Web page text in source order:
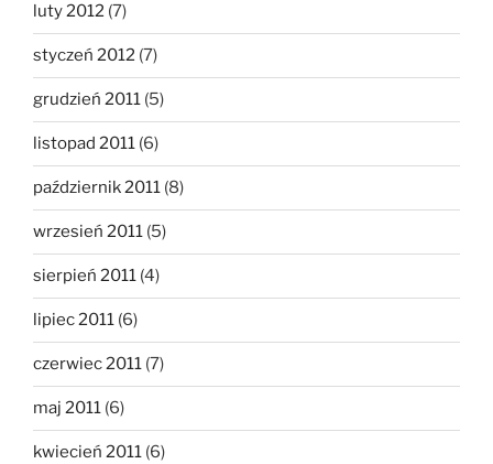
luty 2012 (7)
styczeń 2012 (7)
grudzień 2011 (5)
listopad 2011 (6)
październik 2011 (8)
wrzesień 2011 (5)
sierpień 2011 (4)
lipiec 2011 (6)
czerwiec 2011 (7)
maj 2011 (6)
kwiecień 2011 (6)